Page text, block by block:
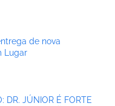
de nova
Lugar
DR. JÚNIOR É FORTE